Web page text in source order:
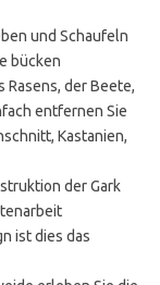
und Schaufeln
bücken
Rasens, der Beete,
entfernen Sie
Kastanien,
der Gark
ist dies das